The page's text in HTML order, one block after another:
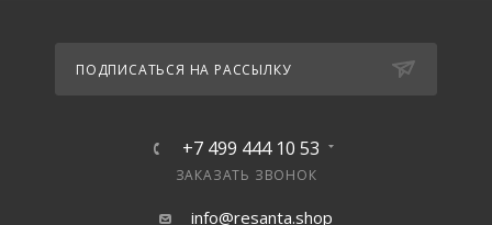
ПОДПИСАТЬСЯ НА РАССЫЛКУ
+7 499 444 10 53
ЗАКАЗАТЬ ЗВОНОК
info@resanta.shop